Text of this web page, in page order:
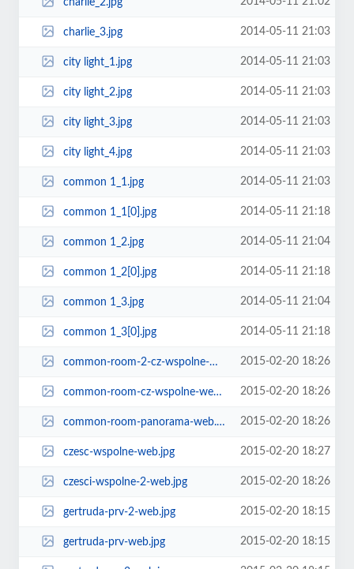
charlie_2.jpg
charlie_3.jpg 2014-05-11 21:03
city light_1.jpg 2014-05-11 21:03
city light_2.jpg 2014-05-11 21:03
city light_3.jpg 2014-05-11 21:03
city light_4.jpg 2014-05-11 21:03
common 1_1.jpg 2014-05-11 21:03
common 1_1[0].jpg 2014-05-11 21:18
common 1_2.jpg 2014-05-11 21:04
common 1_2[0].jpg 2014-05-11 21:18
common 1_3.jpg 2014-05-11 21:04
common 1_3[0].jpg 2014-05-11 21:18
common-room-2-cz-wspolne-web.jpg 2015-02-20 18:26
common-room-cz-wspolne-web.jpg 2015-02-20 18:26
common-room-panorama-web.jpg 2015-02-20 18:26
czesc-wspolne-web.jpg 2015-02-20 18:27
czesci-wspolne-2-web.jpg 2015-02-20 18:26
gertruda-prv-2-web.jpg 2015-02-20 18:15
gertruda-prv-web.jpg 2015-02-20 18:15